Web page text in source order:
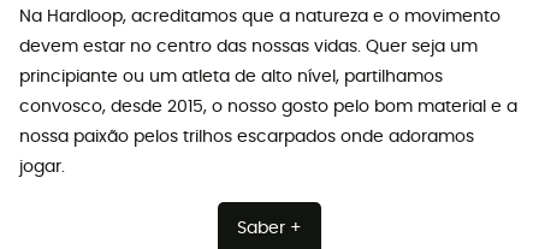
Na Hardloop, acreditamos que a natureza e o movimento
devem estar no centro das nossas vidas. Quer seja um
principiante ou um atleta de alto nível, partilhamos
convosco, desde 2015, o nosso gosto pelo bom material e a
nossa paixão pelos trilhos escarpados onde adoramos
jogar.
Saber +